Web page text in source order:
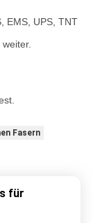
EMS, UPS, TNT
Fasern
für